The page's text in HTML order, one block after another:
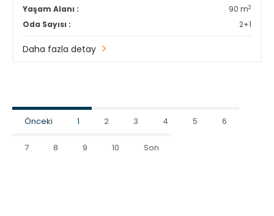
Yaşam Alanı :
90 m2
Oda Sayısı : 2+1
Daha fazla detay
Önceki 1 2 3 4 5 6
7 8 9 10 Son